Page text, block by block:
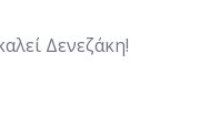
Δενεζάκη!